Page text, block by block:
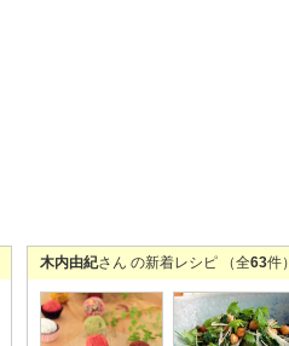
木内由紀さん の新着レシピ （全63件）